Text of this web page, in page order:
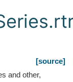
[source]
and other,